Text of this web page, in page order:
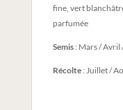
fine, vert
parfumée
Semis: Mars / Avril
Récolte: Juillet /